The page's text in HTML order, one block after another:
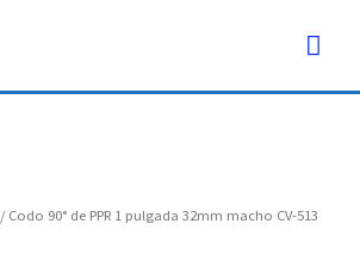
/ Codo 90° de PPR 1 pulgada 32mm macho CV-513